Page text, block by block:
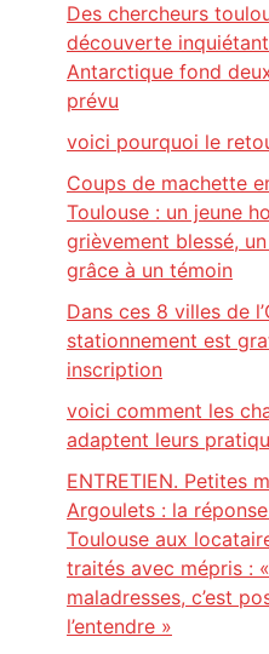
Des chercheurs
découverte
Antarctique fond
prévu
voici pourquoi le
Coups de machette
Toulouse : un jeune
grièvement blessé,
grâce à un témoin
Dans ces 8 villes de
stationnement est
inscription
voici comment les
adaptent leurs
ENTRETIEN. Petites
Argoulets : la
Toulouse aux
traités avec mépris :
maladresses, c’est
l’entendre »